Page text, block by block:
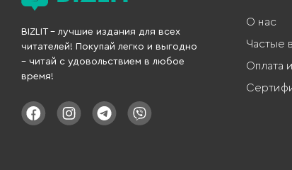
BIZLIT – лучшие издания для всех
читателей! Покупай легко и выгодно
– читай с удовольствием в любое
время!
О нас
Частые
Оплата